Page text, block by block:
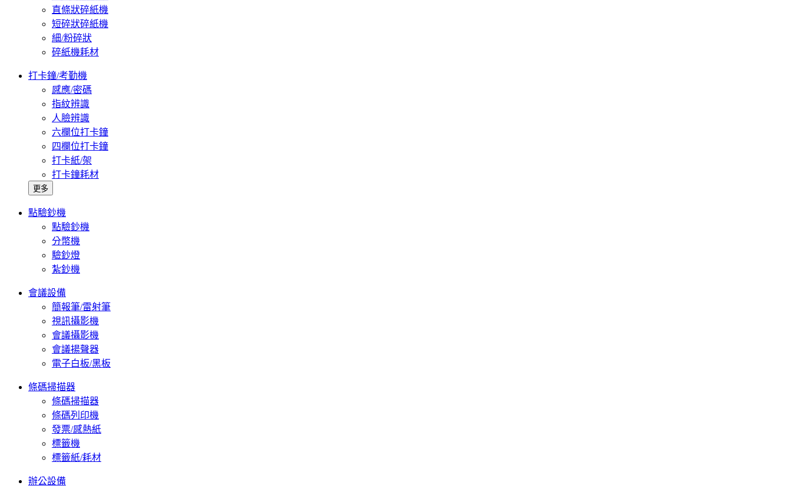
直條狀碎紙機
短碎狀碎紙機
細/粉碎狀
碎紙機耗材
打卡鐘/考勤機
感應/密碼
指紋辨識
人臉辨識
六欄位打卡鐘
四欄位打卡鐘
打卡紙/架
打卡鐘耗材
更多
點驗鈔機
點驗鈔機
分幣機
驗鈔燈
紮鈔機
會議設備
簡報筆/雷射筆
視訊攝影機
會議攝影機
會議揚聲器
電子白板/黑板
條碼掃描器
條碼掃描器
條碼列印機
發票/感熱紙
標籤機
標籤紙/耗材
辦公設備